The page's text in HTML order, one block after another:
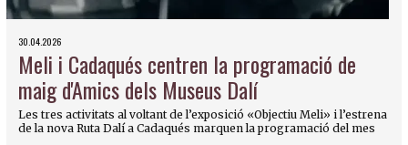
30.04.2026
Meli i Cadaqués centren la programació de
maig d'Amics dels Museus Dalí
Les tres activitats al voltant de l’exposició «Objectiu Meli» i l’estrena
de la nova Ruta Dalí a Cadaqués marquen la programació del mes